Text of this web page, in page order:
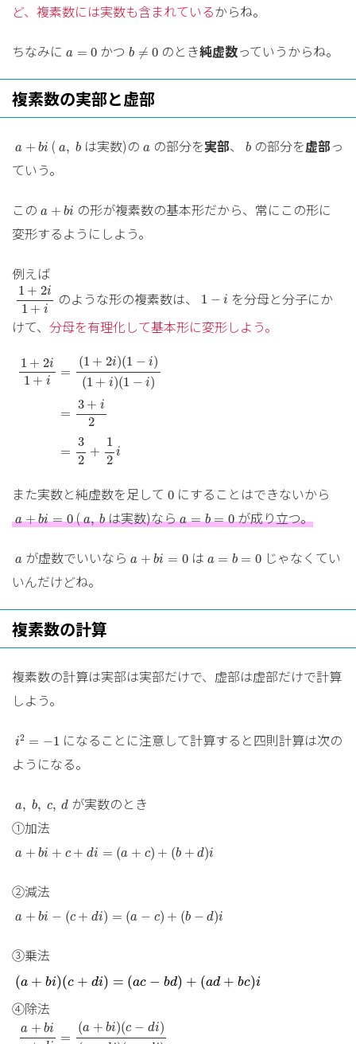
ど、複素数には実数も含まれているからね。
ちなみに a = 0
a =0 かつ b ≠ 0
b ≠0のとき純虚数っていうからね。
複素数の実部と虚部
a + bi
a +bi ( a, b
a b は実数)の a
a の部分を実部、 b
b の部分を虚部っ
ていう。
この a + bi
a +bi の形が複素数の基本形だから、常にこの形に
変形するようにしよう。
例えば
1 + 2i
1 + i
1+2i1
のような形の複素数は、 1 − i
1 −i
を分母と分子にか
けて、 分母を有理化して基本形に変形しよう。
1 + 2i
1 + i
=
(1 + 2i)(1 − i)
(1 + i)(1 − i)
=
3 + i
2
=
3
2
+
1
2 i
1+ 2 i1 (1 + 2i)(1 )(1
また実数と純虚数を足して 0
0 にすることはできないから
a + bi = 0
a +bi=0 ( a, b
a bは実数)なら a = b = 0
a =b=0 が成り立つ。
a
a が虚数でいいなら a + bi = 0
a +bi=0 は a = b = 0
a =b=0
じゃなくてい
いんだけどね。
複素数の計算
複素数の計算は実部は実部だけで、虚部は虚部だけで計算
しよう。
i2 = −1
i2
になることに注意して計算すると四則計算は次の
ようになる。
a, b, c, d
a b c ,dが実数のとき
①加法
a + bi + c + di = (a + c) + (b + d)i
a + bi+ c + d =( a+ c) + b + d)i
②減法
a + bi − (c + di) = (a − c) + (b − d)i
a + bi− c+ d )=( a−c) (b − d)i
③乗法
(a + bi)(c + di) = (ac − bd) + (ad + bc)i
(a + bi)(c + di)=(ac− d)+ a d+ b )i
④除法
a + bi
=
(a + bi)(c − di)
a+bic =( a +bi)( −di)